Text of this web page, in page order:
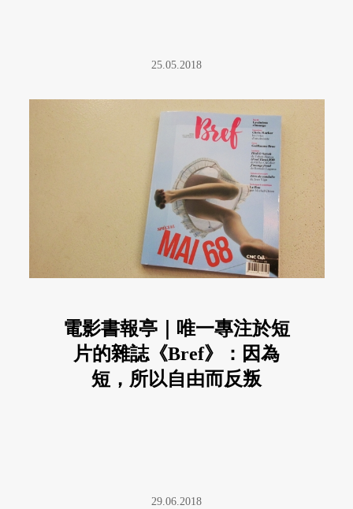
25.05.2018
電影書報亭｜唯一專注於短
片的雜誌《Bref》：因為
短，所以自由而反叛
29.06.2018